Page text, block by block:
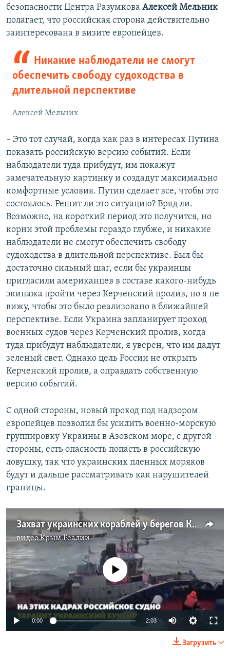
безопасности Центра Разумкова Алексей Мельник
полагает, что российская сторона действительно
заинтересована в визите европейцев.
Никакие наблюдатели не смогут
обеспечить свободу судоходства в
длительной перспективе
Алексей Мельник
– Это тот случай, когда как раз в интересах Путина
показать российскую версию событий. Если
наблюдатели туда прибудут, им покажут
замечательную картинку и создадут максимально
комфортные условия. Путин сделает все, чтобы это
состоялось. Решит ли это ситуацию? Вряд ли.
Возможно, на короткий период это получится, но
корни этой проблемы гораздо глубже, и никакие
наблюдатели не смогут обеспечить свободу
судоходства в длительной перспективе. Был бы
достаточно сильный шаг, если бы украинцы
пригласили американцев в составе какого-нибудь
экипажа пройти через Керченский пролив, но я не
вижу, чтобы это было реализовано в ближайшей
перспективе. Если Украина запланирует проход
военных судов через Керченский пролив, когда
туда прибудут наблюдатели, я уверен, что им дадут
зеленый свет. Однако цель России не открыть
Керченский пролив, а оправдать собственную
версию событий.
С одной стороны, новый проход под надзором
европейцев позволил бы усилить военно-морскую
группировку Украины в Азовском море, с другой
стороны, есть опасность попасть в российскую
ловушку, так что украинских пленных моряков
будут и дальше рассматривать как нарушителей
границы.
Захват украинских кораблей у берегов Крыма. Как это было (видео)
видеоКрым.Реалии
No media source currently available
0:00 2:03
Загрузить